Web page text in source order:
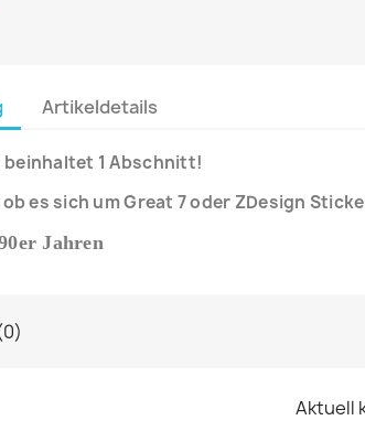
Artikeldetails
beinhaltet 1 Abschnitt!
es sich um Great 7 oder ZDesign
Jahren
Aktuell